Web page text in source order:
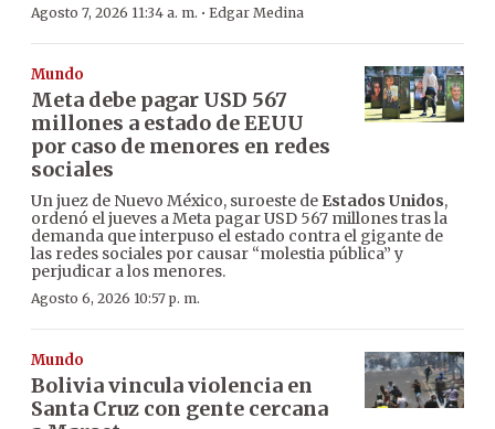
Agosto 7, 2026 11:34 a. m. · Edgar Medina
Mundo
Meta debe pagar USD 567
millones a estado de EEUU
por caso de menores en redes
sociales
Un juez de Nuevo México, suroeste de Estados Unidos,
ordenó el jueves a Meta pagar USD 567 millones tras la
demanda que interpuso el estado contra el gigante de
las redes sociales por causar “molestia pública” y
perjudicar a los menores.
Agosto 6, 2026 10:57 p. m.
Mundo
Bolivia vincula violencia en
Santa Cruz con gente cercana